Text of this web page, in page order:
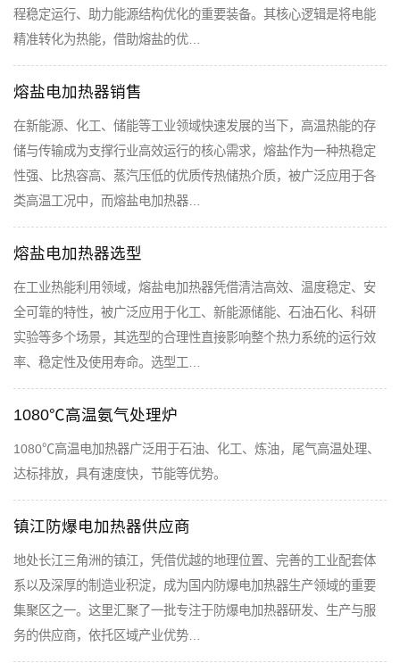
程稳定运行、助力能源结构优化的重要装备。其核心逻辑是将电能
精准转化为热能，借助熔盐的优…
熔盐电加热器销售
在新能源、化工、储能等工业领域快速发展的当下，高温热能的存
储与传输成为支撑行业高效运行的核心需求，熔盐作为一种热稳定
性强、比热容高、蒸汽压低的优质传热储热介质，被广泛应用于各
类高温工况中，而熔盐电加热器…
熔盐电加热器选型
在工业热能利用领域，熔盐电加热器凭借清洁高效、温度稳定、安
全可靠的特性，被广泛应用于化工、新能源储能、石油石化、科研
实验等多个场景，其选型的合理性直接影响整个热力系统的运行效
率、稳定性及使用寿命。选型工…
1080℃高温氨气处理炉
1080℃高温电加热器广泛用于石油、化工、炼油，尾气高温处理、
达标排放，具有速度快，节能等优势。
镇江防爆电加热器供应商
地处长江三角洲的镇江，凭借优越的地理位置、完善的工业配套体
系以及深厚的制造业积淀，成为国内防爆电加热器生产领域的重要
集聚区之一。这里汇聚了一批专注于防爆电加热器研发、生产与服
务的供应商，依托区域产业优势…